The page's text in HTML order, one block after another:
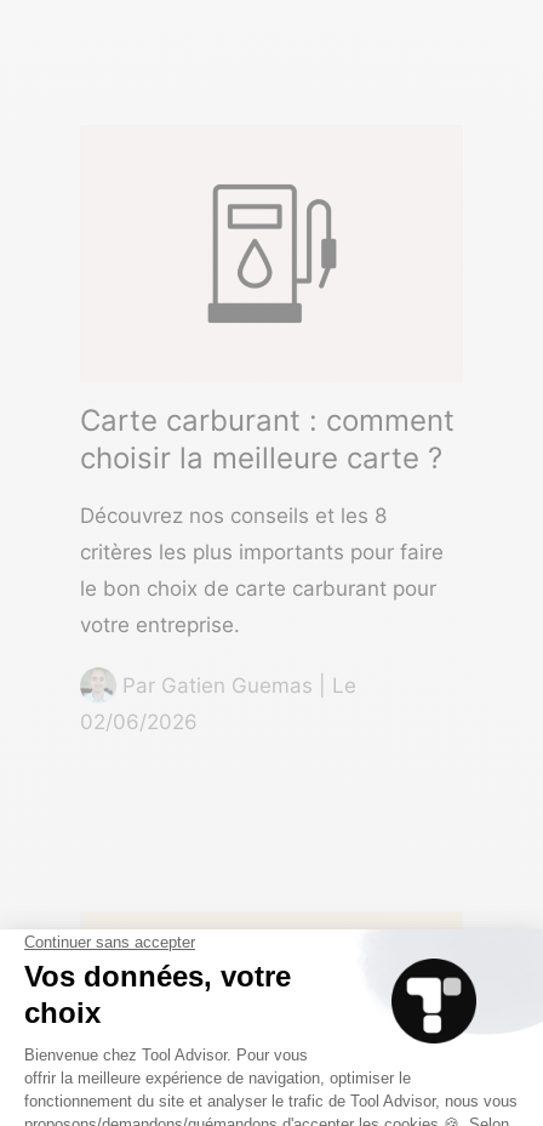
Carte carburant : comment
choisir la meilleure carte ?
Découvrez nos conseils et les 8
critères les plus importants pour faire
le bon choix de carte carburant pour
votre entreprise.
Par Gatien Guemas | Le
02/06/2026